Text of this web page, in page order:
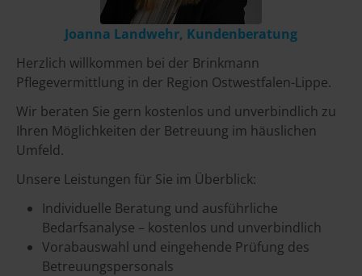
Joanna Landwehr, Kundenberatung
Herzlich willkommen bei der Brinkmann
Pflegevermittlung in der Region Ostwestfalen-Lippe.
Wir beraten Sie gern kostenlos und unverbindlich zu
Ihren Möglichkeiten der Betreuung im häuslichen
Umfeld.
Unsere Leistungen für Sie im Überblick:
Individuelle Beratung und ausführliche
Bedarfsanalyse – kostenlos und unverbindlich
Vorabauswahl und eingehende Prüfung des
Betreuungspersonals